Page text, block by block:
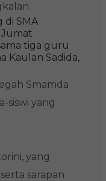
di SMA
Jumat
tiga guru
Kaulan Sadida,
Smamda
siswi yang
yang
sarapan